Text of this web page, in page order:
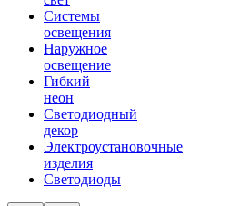
Системы
освещения
Наружное
освещение
Гибкий
неон
Светодиодный
декор
Электроустановочные
изделия
Светодиоды